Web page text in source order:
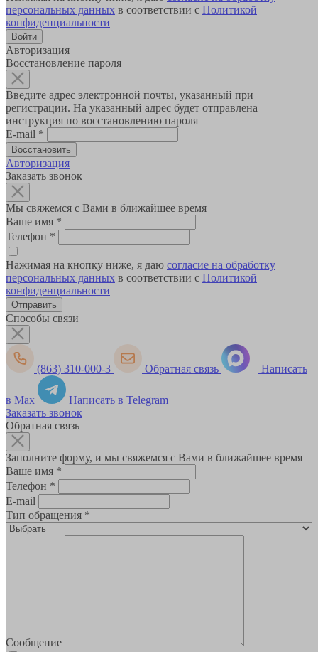
персональных данных в соответствии с Политикой
конфиденциальности
Авторизация
Восстановление пароля
Введите адрес электронной почты, указанный при
регистрации. На указанный адрес будет отправлена
инструкция по восстановлению пароля
E-mail *
Авторизация
Заказать звонок
Мы свяжемся с Вами в ближайшее время
Ваше имя *
Телефон *
Нажимая на кнопку ниже, я даю согласие на обработку
персональных данных в соответствии с Политикой
конфиденциальности
Способы связи
(863) 310-000-3 Обратная связь Написать
в Max
Написать в Telegram
Заказать звонок
Обратная связь
Заполните форму, и мы свяжемся с Вами в ближайшее время
Ваше имя *
Телефон *
E-mail
Тип обращения *
Сообщение